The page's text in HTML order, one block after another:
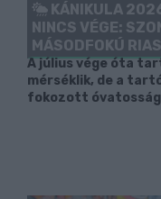
KÁNIKULA
NINCS VÉGE:
MÁSODFOKÚ
A július vége óta
mérséklik, de a
fokozott